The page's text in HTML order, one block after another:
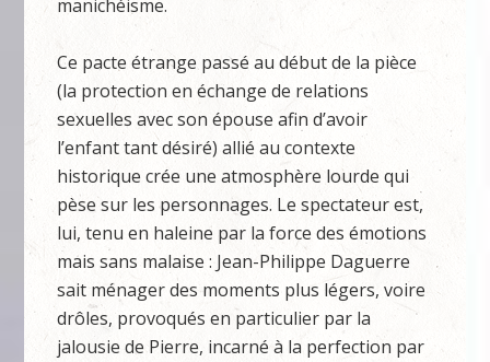
manichéisme.
Ce pacte étrange passé au début de la pièce
(la protection en échange de relations
sexuelles avec son épouse afin d’avoir
l’enfant tant désiré) allié au contexte
historique crée une atmosphère lourde qui
pèse sur les personnages. Le spectateur est,
lui, tenu en haleine par la force des émotions
mais sans malaise : Jean-Philippe Daguerre
sait ménager des moments plus légers, voire
drôles, provoqués en particulier par la
jalousie de Pierre, incarné à la perfection par